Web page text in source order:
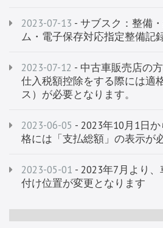
2023-05-01 - 2023年7月より、
付け位置が変更となります
2023-06-05 - 2023年10月1日
格には「支払総額」の表示が
2023-07-12 - 中古車販売店の
仕入税額控除をする際には適
ス）が必要となります。
2023-07-13 - サブスク：整備
ム・電子保存対応指定整備記